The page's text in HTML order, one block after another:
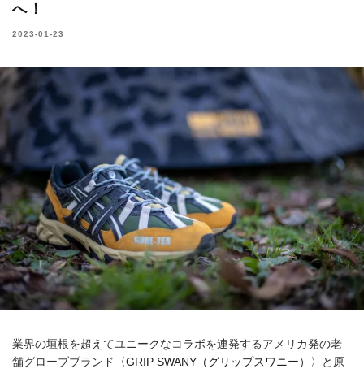
へ！
2023-01-23
業界の垣根を超えてユニークなコラボを連発するアメリカ発の老
舗グローブブランド〈GRIP SWANY（グリップスワニー）
〉と原